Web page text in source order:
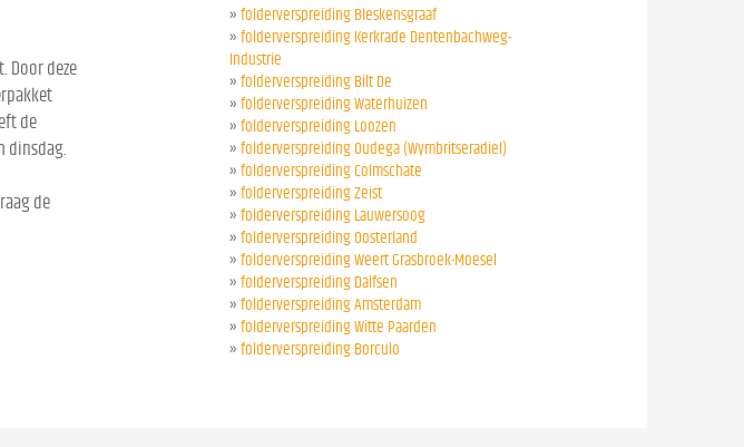
Door deze
de
dinsdag.
de
» folderverspreiding Bleskensgraaf
» folderverspreiding Kerkrade Dentenbachweg-
Industrie
» folderverspreiding Bilt De
» folderverspreiding Waterhuizen
» folderverspreiding Loozen
» folderverspreiding Oudega (Wymbritseradiel)
» folderverspreiding Colmschate
» folderverspreiding Zeist
» folderverspreiding Lauwersoog
» folderverspreiding Oosterland
» folderverspreiding Weert Grasbroek-Moesel
» folderverspreiding Dalfsen
» folderverspreiding Amsterdam
» folderverspreiding Witte Paarden
» folderverspreiding Borculo